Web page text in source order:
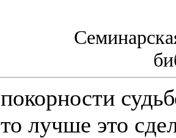
покорности
то лучше это